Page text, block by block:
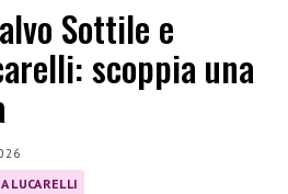
Sottile e
scoppia una
LUCARELLI